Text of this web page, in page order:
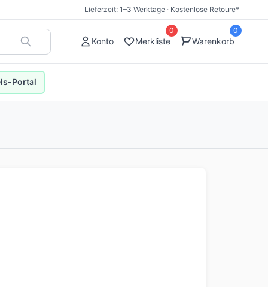
Lieferzeit: 1–3 Werktage · Kostenlose Retoure*
Konto Merkliste
0
Warenkorb
0
Portal